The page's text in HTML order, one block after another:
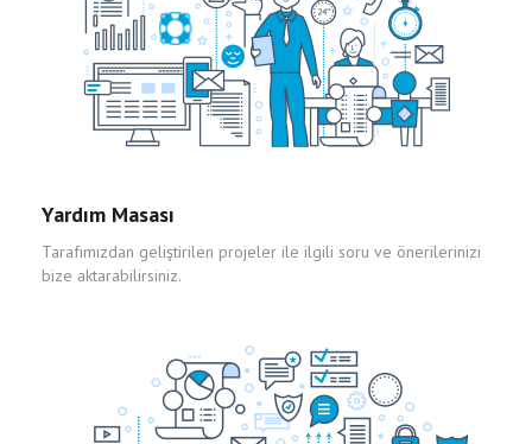
Yardım Masası
Tarafımızdan geliştirilen projeler ile ilgili soru ve önerilerinizi
bize aktarabilirsiniz.